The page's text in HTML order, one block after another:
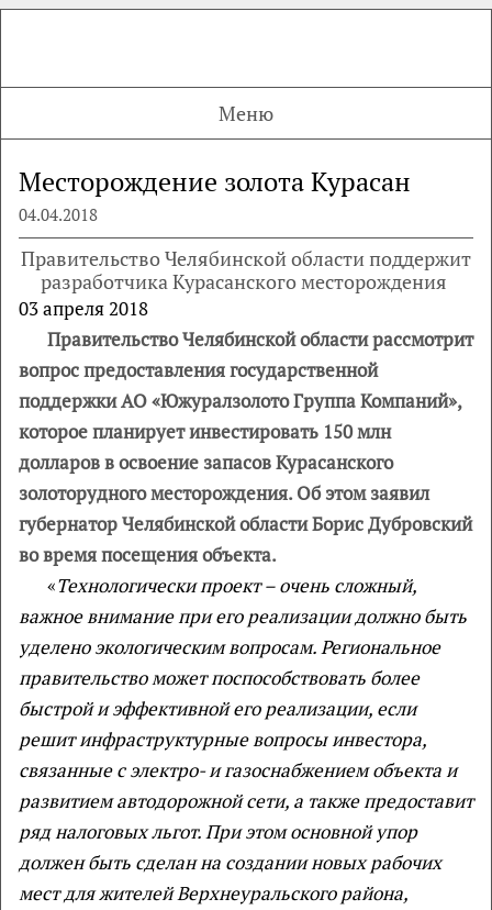
Меню
Месторождение золота Курасан
04.04.2018
Правительство Челябинской области поддержит
разработчика Курасанского месторождения
03 апреля 2018
Правительство Челябинской области рассмотрит
вопрос предоставления государственной
поддержки АО «Южуралзолото Группа Компаний»,
которое планирует инвестировать 150 млн
долларов в освоение запасов Курасанского
золоторудного месторождения. Об этом заявил
губернатор Челябинской области Борис Дубровский
во время посещения объекта.
«Технологически проект – очень сложный,
важное внимание при его реализации должно быть
уделено экологическим вопросам. Региональное
правительство может поспособствовать более
быстрой и эффективной его реализации, если
решит инфраструктурные вопросы инвестора,
связанные с электро- и газоснабжением объекта и
развитием автодорожной сети, а также предоставит
ряд налоговых льгот. При этом основной упор
должен быть сделан на создании новых рабочих
мест для жителей Верхнеуральского района,